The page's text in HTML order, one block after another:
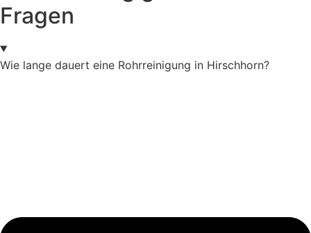
Fragen
Wie lange dauert eine Rohrreinigung in Hirschhorn?